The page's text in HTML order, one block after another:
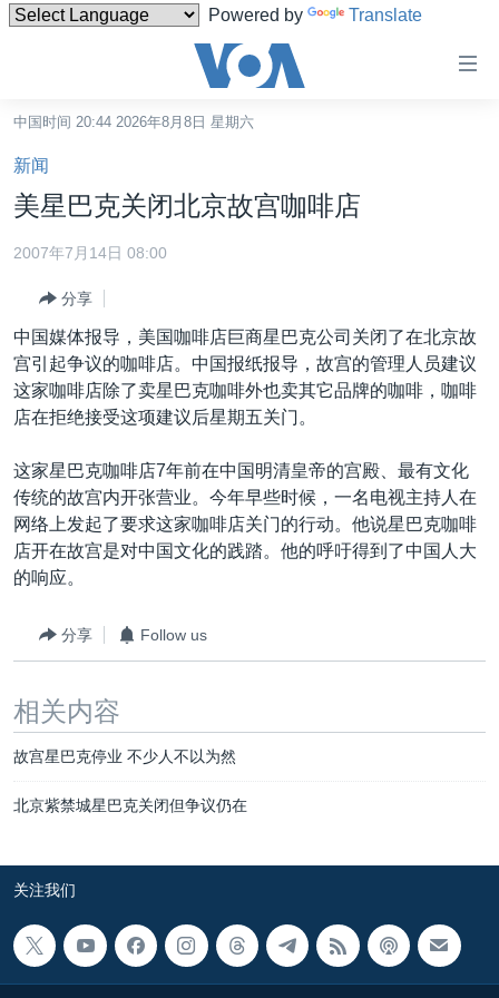
Powered by Translate
碍
链
接
跳
转
跳
转
航
转
港澳
国际
最新国际新闻
印太
中东
欧洲
非洲
美洲
全球议题
分类新闻
经济·金融·贸易
人权·法律·宗教
科教·文娱·体健
军事
劳工
环境
美中关系
热点专题
白宫要闻
国会报道
美中关系
美国建国250周年
埃博拉疫情
美国之音专访
重要讲话与声明
关注西藏
GEN Z 看美国
VOA视频
VOA今日焦点
中文广播
关注我们
其他语言网站
中国时间 20:44 2026年8月8日 星期六
新闻
美星巴克关闭北京故宫咖啡店
2007年7月14日 08:00
分享
中国媒体报导，美国咖啡店巨商星巴克公司关闭了在北京故
宫引起争议的咖啡店。中国报纸报导，故宫的管理人员建议
这家咖啡店除了卖星巴克咖啡外也卖其它品牌的咖啡，咖啡
店在拒绝接受这项建议后星期五关门。
这家星巴克咖啡店7年前在中国明清皇帝的宫殿、最有文化
传统的故宫内开张营业。今年早些时候，一名电视主持人在
网络上发起了要求这家咖啡店关门的行动。他说星巴克咖啡
店开在故宫是对中国文化的践踏。他的呼吁得到了中国人大
的响应。
分享 Follow us
相关内容
故宫星巴克停业 不少人不以为然
北京紫禁城星巴克关闭但争议仍在
关注我们